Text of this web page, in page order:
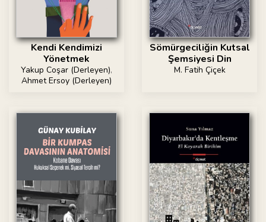
Kendi Kendimizi
Yönetmek
Yakup Coşar (Derleyen),
Ahmet Ersoy (Derleyen)
Sömürgeciliğin Kutsal
Şemsiyesi Din
M. Fatih Çiçek